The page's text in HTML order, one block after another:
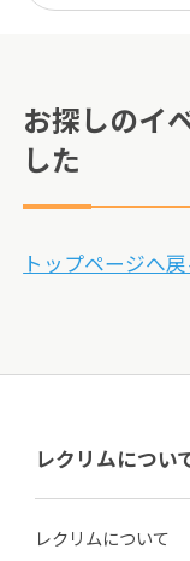
お探しのイ
した
トップページへ戻
レクリムについ
レクリムについて